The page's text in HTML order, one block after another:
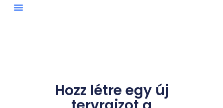
Hozz létre egy új